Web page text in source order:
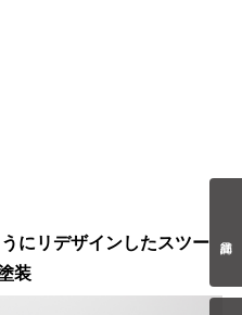
にリデザインしたスツー
装